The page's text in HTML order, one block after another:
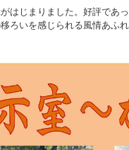
じまりました。好評であ
ろいを感じられる風情あふ